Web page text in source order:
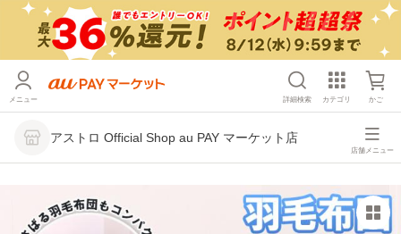
メニュー 詳細検索 カテゴリ かご
アストロ Official Shop au PAY マーケット店
店舗メニュー